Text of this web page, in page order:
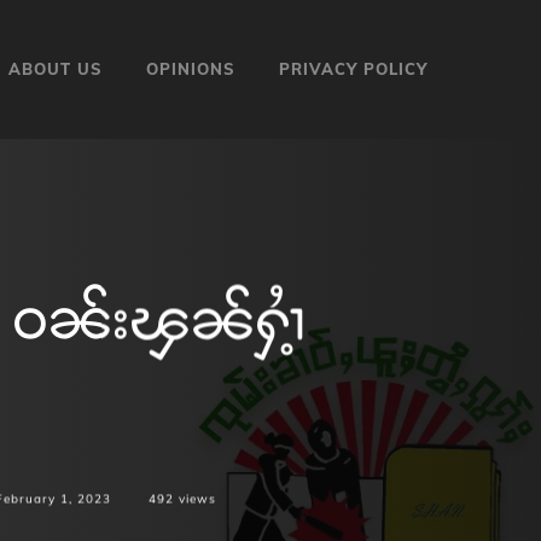
ABOUT US OPINIONS PRIVACY POLICY
ဝၼ်းၾၼ်ႁၢႆ့
1, 2023 492 views